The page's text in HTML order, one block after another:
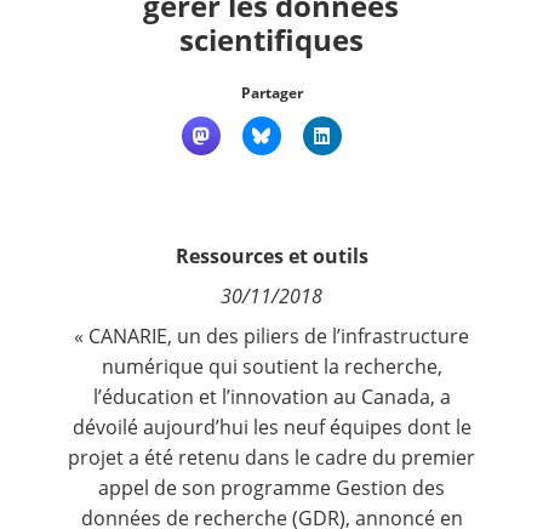
Tous les articlesscientifiques
Partager
Ressources et outils
30/11/2018
« CANARIE, un des piliers de l’infrastructure
numérique qui soutient la recherche,
l’éducation et l’innovation au Canada, a
dévoilé aujourd’hui les neuf équipes dont le
projet a été retenu dans le cadre du premier
appel de son programme Gestion des
données de recherche (GDR), annoncé en